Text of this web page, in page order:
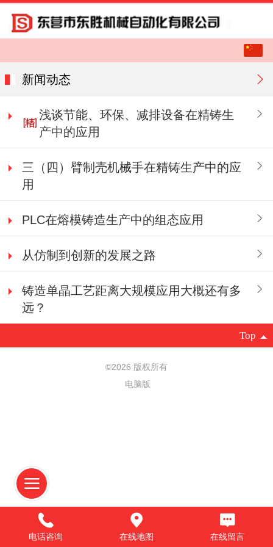
新闻动态
浅谈节能、环保、减排设备在精铸生
产中的应用
三（四）臂制壳机械手在精铸生产中的应
用
PLC在熔模铸造生产中的组态应用
从仿制到创新的发展之路
铸造单晶工艺距离大规模应用大概还有多
远？
Top
©2026 版权所有
电脑版
电话咨询 在线地图 在线留言